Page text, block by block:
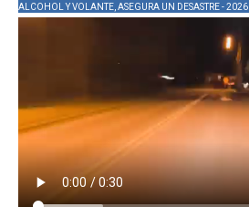
ALCOHOL Y VOLANTE, ASEGURA UN DESASTRE - 2026